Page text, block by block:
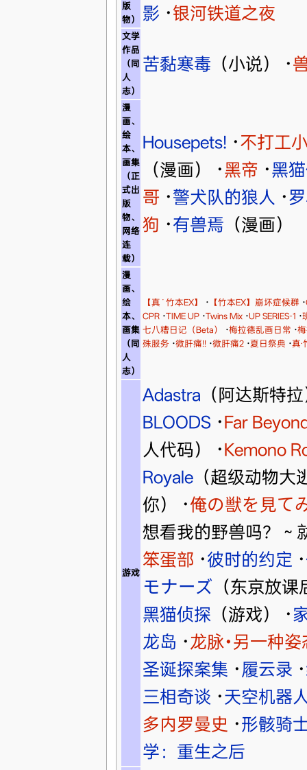
版
物）
影 ·银河铁道之夜
文学
作品
（同
人
志）
苦黏寒毒 （小说） ·
漫
画、
绘
本、
画集
（正
式出
版
物、
网络
连
载）
Housepets! ·不打工
（漫画）
·黑帝 ·黑
哥·警犬队的狼人 ·
狗 ·有兽焉 （漫画）
漫
画、
绘
本、
画集
（同
人
志）
【真˙竹本EX】 · 【竹本EX】崩坏症候群 ·
CPR·TIME UP·Twins Mix·UP SERIES-1 ·
七八糟日记（Beta）
·梅拉德乱画日常 ·
殊服务 ·微肝痛!!·微肝痛2·夏日祭典 ·真‧
游戏
Adastra （阿达斯特
BLOODS·Far
人代码）
·Kemono
Royale（超级动物大
你）
·俺の獣を見て
想看我的野兽吗？～
笨蛋部 ·彼时的约定 ·
モナーズ （东京放
黑猫侦探 （游戏） ·
龙岛 · 龙脉•另一种姿
圣诞探案集 · 履云录 ·
三相奇谈 ·天空机器
多内罗曼史 ·形骸骑
学：重生之后